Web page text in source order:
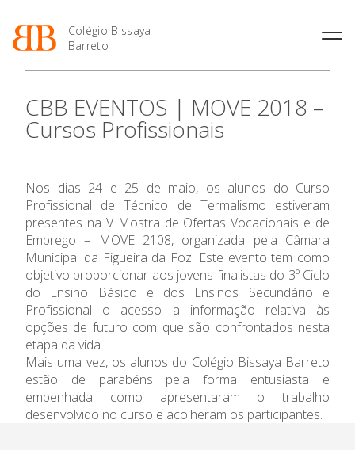
Colégio Bissaya
Barreto
O Colégio
Projeto Educativo
Organização
Colaboradores Não
Docentes
Instalações
Ofertas de emprego
Regulamentos
Jornal “O Coreto”
Privacidade
Oferta Formativa
Enriquecimento Curricular
Oferta Curricular
Sala de Estudo
Atividades de Interrupção
Letiva
Academia de LínguasEnsino Profissional
Profissionais
Matrículas
Termalismo
Curso de Técnico/a de Apoio
à Família e à Comunidade
Ofertas de Emprego
Ano Letivo
2027
Calendários
de Educação
SIGE
Secretariado de Exames
Admissão
Informações
APEE
CBB EVENTOS | MOVE 2018 –
Cursos Profissionais
Nos dias 24 e 25 de maio, os alunos do Curso
Profissional de Técnico de Termalismo estiveram
presentes na V Mostra de Ofertas Vocacionais e de
Emprego – MOVE 2108, organizada pela Câmara
Municipal da Figueira da Foz. Este evento tem como
objetivo proporcionar aos jovens finalistas do 3º Ciclo
do Ensino Básico e dos Ensinos Secundário e
Profissional o acesso a informação relativa às
opções de futuro com que são confrontados nesta
etapa da vida.
Mais uma vez, os alunos do Colégio Bissaya Barreto
estão de parabéns pela forma entusiasta e
empenhada como apresentaram o trabalho
desenvolvido no curso e acolheram os participantes.